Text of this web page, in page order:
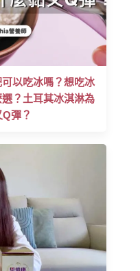
可以吃冰嗎？想吃冰
？土耳其冰淇淋為
彈？